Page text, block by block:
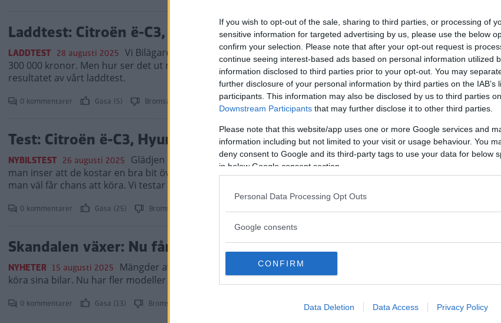
If you wish to opt-out of the sale, sharing to third parties, or processing of
sensitive information for targeted advertising by us, please use the below
confirm your selection. Please note that after your opt-out request is
continue seeing interest-based ads based on personal information utilized
information disclosed to third parties prior to your opt-out. You may
further disclosure of your personal information by third parties on the IAB’s
participants. This information may also be disclosed by us to third parties
Downstream Participants that may further disclose it to other third parties.
Please note that this website/app uses one or more Google services and
information including but not limited to your visit or usage behaviour. You
deny consent to Google and its third-party tags to use your data for below
in below Google consent section.
Personal Data Processing Opt Outs
Google consents
CONFIRM
Data Deletion Data Access Privacy Policy
Laddtest: Citroën ë-C3, Hyundai Inster och Renault 5 (2025)
LADDTEST 28 augusti 2025 Vi Bilägare har testat tre nya elbilar med rimligare prislapp – omkring
300 000 kronor. Men hur ser det ut med snabbladdningen i de tre budgetelbilarna? Här ser du
resultatet av vårt laddtest.
0 kommentarer Gasa (5) Bromsa
Test: Citroën ë-C3, Hyundai Inster och Renault 5 (2025)
NYBILSTEST 26 augusti 2025 Glädjen över de ”billiga” elbilarnas ankomst grumlas en smula när
man inser att de kostar en bra bit över 300 000 kronor. Men mungiporna vänder snart upp när
man väl får chans att köra. Vi testar tre nya elbilsmodeller till mer överkomligt pris.
0 kommentarer Gasa (25) Bromsa (6)
Skandalen växer: Nu får fler modeller ”körförbud”
NYHETER 15 augusti 2025 Mängder av Citroën-bilar har livsfarliga krockkuddar och ägarna ska inte
köra sina bilar. Nu har fler modeller fått ”körförbud” tills krockkudden är åtgärdad.
0 kommentarer Gasa (13) Bromsa (13)